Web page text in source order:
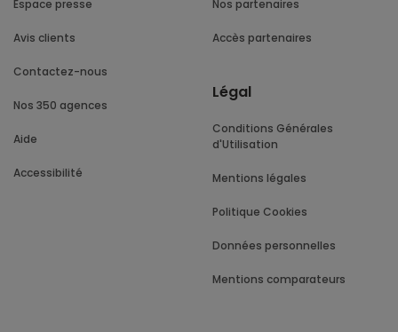
Espace presse
Avis clients
Contactez-nous
Nos 350 agences
Aide
Accessibilité
Nos partenaires
Accès partenaires
Légal
Conditions Générales
d'Utilisation
Mentions légales
Politique Cookies
Données personnelles
Mentions comparateurs